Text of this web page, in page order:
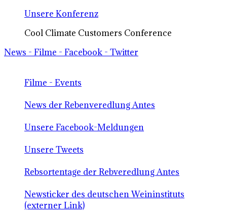
Unsere Konferenz
Cool Climate Customers Conference
News - Filme - Facebook - Twitter
Filme - Events
News der Rebenveredlung Antes
Unsere Facebook-Meldungen
Unsere Tweets
Rebsortentage der Rebveredlung Antes
Newsticker des deutschen Weininstituts
(externer Link)